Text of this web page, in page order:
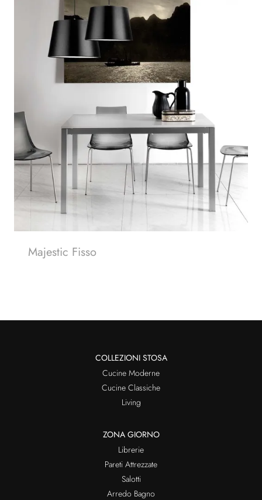
Majestic Fisso
COLLEZIONI STOSA
Cucine Moderne
Cucine Classiche
Living
ZONA GIORNO
Librerie
Pareti Attrezzate
Salotti
Arredo Bagno